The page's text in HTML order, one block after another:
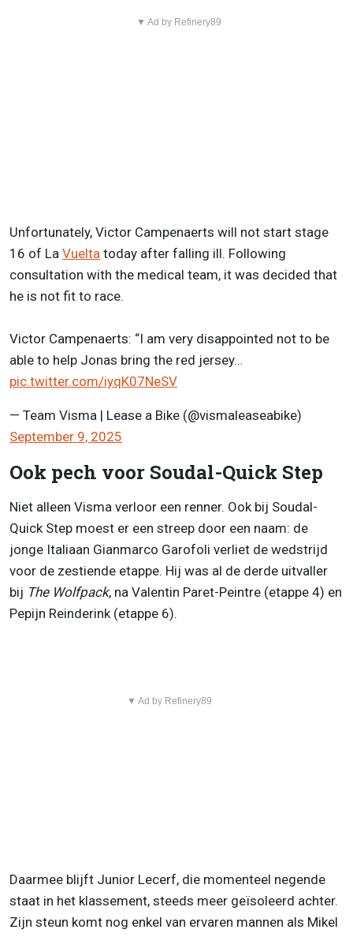
▼ Ad by Refinery89
Unfortunately, Victor Campenaerts will not start stage
16 of La Vuelta today after falling ill. Following
consultation with the medical team, it was decided that
he is not fit to race.
Victor Campenaerts: “I am very disappointed not to be
able to help Jonas bring the red jersey…
pic.twitter.com/iyqK07NeSV
— Team Visma | Lease a Bike (@vismaleaseabike)
September 9, 2025
Ook pech voor Soudal-Quick Step
Niet alleen Visma verloor een renner. Ook bij Soudal-
Quick Step moest er een streep door een naam: de
jonge Italiaan Gianmarco Garofoli verliet de wedstrijd
voor de zestiende etappe. Hij was al de derde uitvaller
bij The Wolfpack, na Valentin Paret-Peintre (etappe 4) en
Pepijn Reinderink (etappe 6).
▼ Ad by Refinery89
Daarmee blijft Junior Lecerf, die momenteel negende
staat in het klassement, steeds meer geïsoleerd achter.
Zijn steun komt nog enkel van ervaren mannen als Mikel